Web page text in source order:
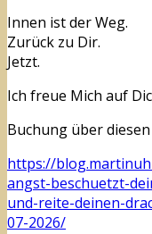
Innen ist der Weg.
Zurück zu Dir.
Jetzt.
Ich freue Mich auf
Buchung über
https://
angst-beschuetzt-
und-reite-deinen-
07-2026/